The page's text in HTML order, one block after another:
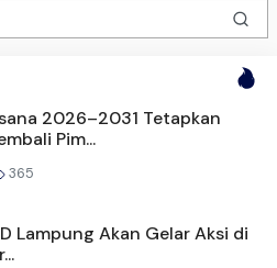
2026–2031 Tetapkan
Pim...
365
Lampung Akan Gelar Aksi di